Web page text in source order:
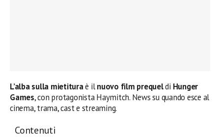
L’alba sulla mietituraè ilnuovo film prequeldi Hunger
Games, con protagonista Haymitch. News su quando esce al
cinema, trama, cast e streaming.
Contenuti